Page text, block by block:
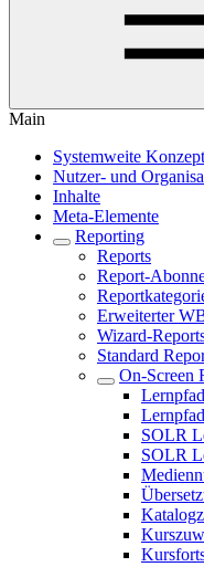
Main
Systemweite
Nutzer- und
Inhalte
Meta-Elemente
Reporting
Reports
Report-
Erweiterter
Wizard-
Standard
On-Screen
SOLR
SOLR